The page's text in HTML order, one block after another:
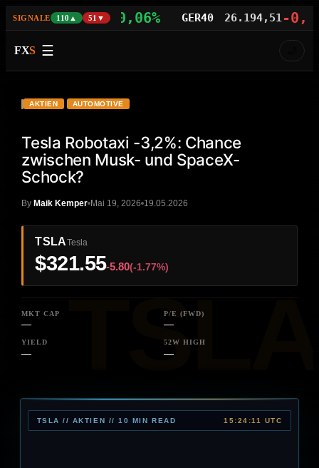
SIGNALE 110▲ 51▼
29.478,46+0,06% GER40 26.194,51-0,02%
FXS ☰
TSLA
AKTIEN AUTOMOTIVE
Tesla Robotaxi -3,2%: Chance
zwischen Musk- und SpaceX-
Schock?
ByMaik Kemper Mai 19, 2026 19.05.2026
TSLATesla
$321.55-5.80(-1.77%)
MKT CAP
—
P/E (FWD)
—
YIELD
—
52W HIGH
—
TSLA // AKTIEN // 10 MIN READ 15:24:11 UTC